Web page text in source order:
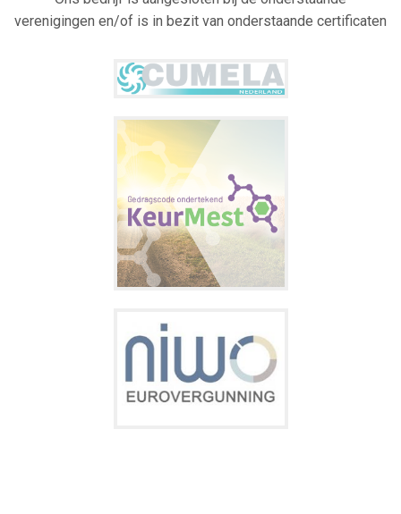
verenigingen en/of is in bezit van onderstaande certificaten